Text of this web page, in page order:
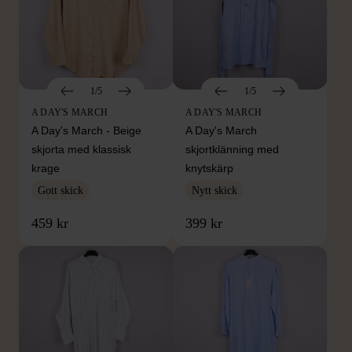
1/5
A DAY'S MARCH
A Day's March - Beige
skjorta med klassisk
krage
Gott skick
459 kr
1/5
A DAY'S MARCH
A Day's March
skjortklänning med
knytskärp
Nytt skick
399 kr